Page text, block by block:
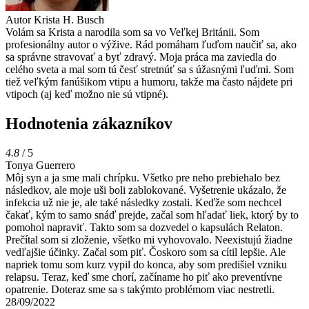
Autor Krista H. Busch
Volám sa Krista a narodila som sa vo Veľkej Británii. Som
profesionálny autor o výžive. Rád pomáham ľuďom naučiť sa, ako
sa správne stravovať a byť zdravý. Moja práca ma zaviedla do
celého sveta a mal som tú česť stretnúť sa s úžasnými ľuďmi. Som
tiež veľkým fanúšikom vtipu a humoru, takže ma často nájdete pri
vtipoch (aj keď možno nie sú vtipné).
Hodnotenia zákazníkov
4.8 / 5
Tonya Guerrero
Môj syn a ja sme mali chrípku. Všetko pre neho prebiehalo bez
následkov, ale moje uši boli zablokované. Vyšetrenie ukázalo, že
infekcia už nie je, ale také následky zostali. Keďže som nechcel
čakať, kým to samo snáď prejde, začal som hľadať liek, ktorý by to
pomohol napraviť. Takto som sa dozvedel o kapsulách Relaton.
Prečítal som si zloženie, všetko mi vyhovovalo. Neexistujú žiadne
vedľajšie účinky. Začal som piť. Čoskoro som sa cítil lepšie. Ale
napriek tomu som kurz vypil do konca, aby som predišiel vzniku
relapsu. Teraz, keď sme chorí, začíname ho piť ako preventívne
opatrenie. Doteraz sme sa s takýmto problémom viac nestretli.
28/09/2022